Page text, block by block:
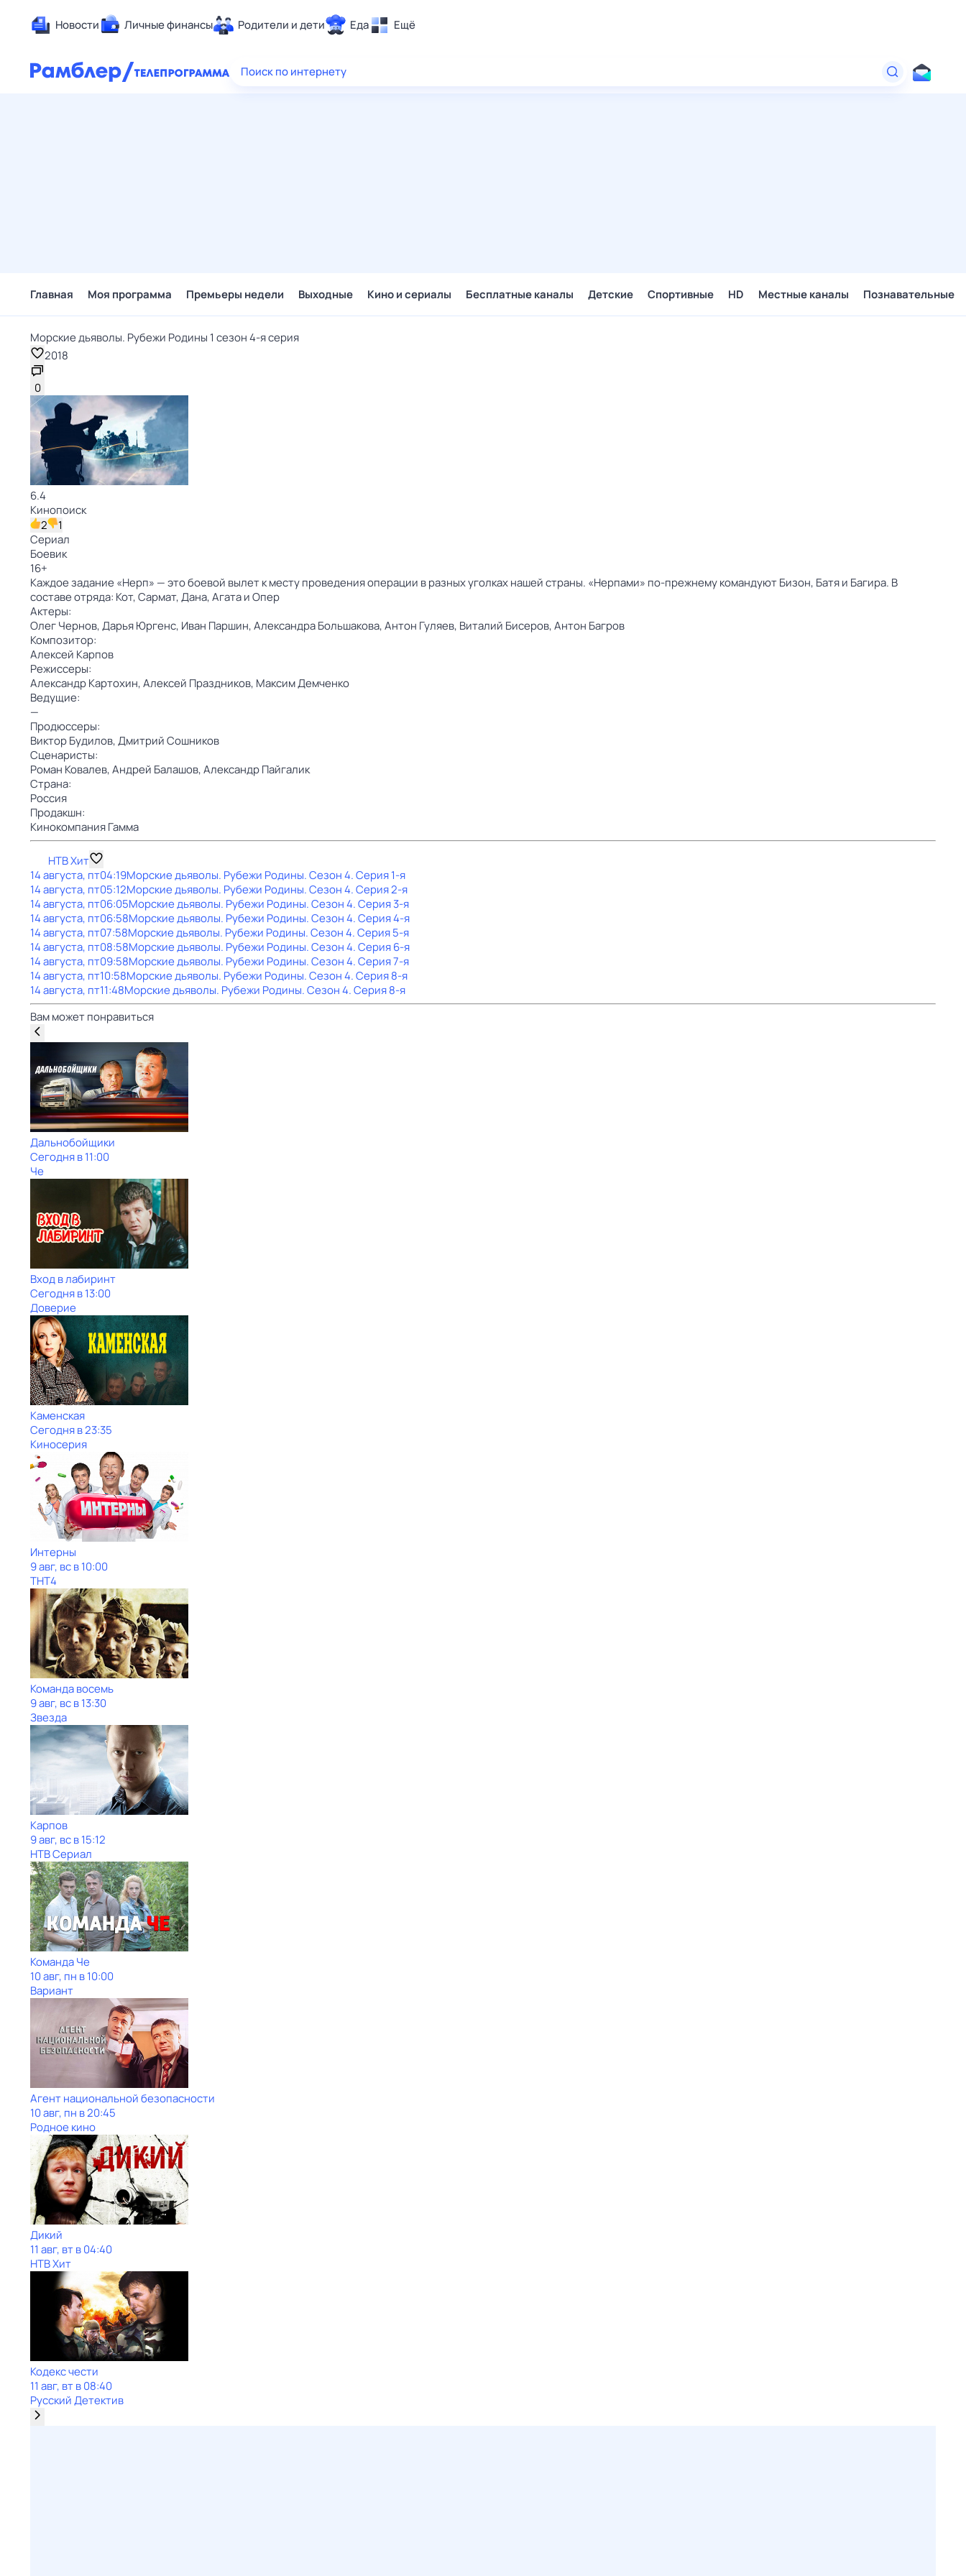
Новости Личные финансы Родители и дети Еда Ещё
Здоровье
Поиск по интернету
Главная Моя программа Премьеры недели Выходные Кино и сериалы Бесплатные каналы Детские Спортивные HD Местные каналы Познавательные
Морские дьяволы. Рубежи Родины 1 сезон 4-я серия
2018
0
6.4
Кинопоиск
2
1
Сериал
Боевик
16+
Каждое задание «Нерп» — это боевой вылет к месту проведения операции в разных уголках нашей страны. «Нерпами» по-прежнему командуют Бизон, Батя и Багира. В
составе отряда: Кот, Сармат, Дана, Агата и Опер
Актеры:
Олег Чернов,Дарья Юргенс, Иван Паршин,Александра Большакова,Антон Гуляев, Виталий Бисеров,Антон Багров
Композитор:
Алексей Карпов
Режиссеры:
Александр Картохин,Алексей Праздников, Максим Демченко
Ведущие:
—
Продюссеры:
Виктор Будилов,Дмитрий Сошников
Сценаристы:
Роман Ковалев,Андрей Балашов,Александр Пайгалик
Страна:
Россия
Продакшн:
Кинокомпания Гамма
НТВ Хит
14 августа, пт04:19Морские дьяволы. Рубежи Родины. Сезон 4. Серия 1-я
14 августа, пт05:12Морские дьяволы. Рубежи Родины. Сезон 4. Серия 2-я
14 августа, пт06:05Морские дьяволы. Рубежи Родины. Сезон 4. Серия 3-я
14 августа, пт06:58Морские дьяволы. Рубежи Родины. Сезон 4. Серия 4-я
14 августа, пт07:58Морские дьяволы. Рубежи Родины. Сезон 4. Серия 5-я
14 августа, пт08:58Морские дьяволы. Рубежи Родины. Сезон 4. Серия 6-я
14 августа, пт09:58Морские дьяволы. Рубежи Родины. Сезон 4. Серия 7-я
14 августа, пт10:58Морские дьяволы. Рубежи Родины. Сезон 4. Серия 8-я
14 августа, пт11:48Морские дьяволы. Рубежи Родины. Сезон 4. Серия 8-я
Вам может понравиться
Дальнобойщики
Сегодня в 11:00
Че
Вход в лабиринт
Сегодня в 13:00
Доверие
Каменская
Сегодня в 23:35
Киносерия
Интерны
9 авг, вс в 10:00
ТНТ4
Команда восемь
9 авг, вс в 13:30
Звезда
Карпов
9 авг, вс в 15:12
НТВ Сериал
Команда Че
10 авг, пн в 10:00
Вариант
Агент национальной безопасности
10 авг, пн в 20:45
Родное кино
Дикий
11 авг, вт в 04:40
НТВ Хит
Кодекс чести
11 авг, вт в 08:40
Русский Детектив